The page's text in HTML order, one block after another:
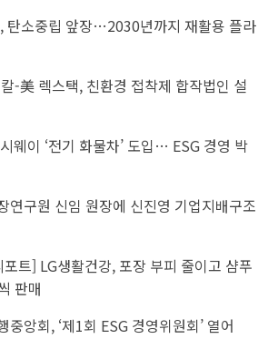
탄소중립 앞장…2030년까지 재활용 플라
-美 렉스택, 친환경 접착제 합작법인 설
웨이 ‘전기 화물차’ 도입… ESG 경영 박
연구원 신임 원장에 신진영 기업지배구조
포트] LG생활건강, 포장 부피 줄이고 샴푸
판매
중앙회, ‘제1회 ESG 경영위원회’ 열어